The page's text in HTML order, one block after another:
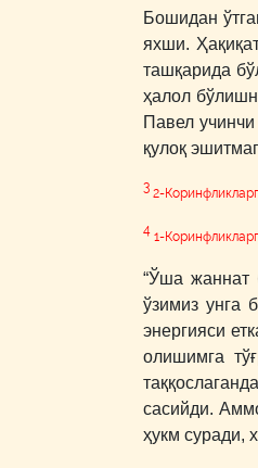
Бошидан
яхши.
ташқарида
ҳалол
Павел
қулоқ
3 2-
4 1-
“Ўша жаннат
ўзимиз унга
энергияси
олишимга
сасийди.
ҳукм суради,